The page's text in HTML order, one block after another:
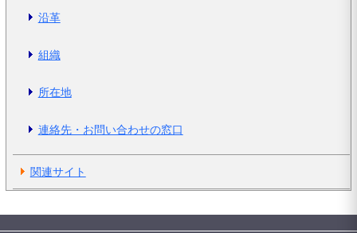
沿革
組織
所在地
連絡先・お問い合わせの窓口
関連サイト